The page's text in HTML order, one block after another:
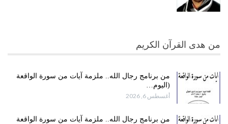
من هدى القرآن الكريم
من برنامج رجال الله.. ملزمة آيات من سورة الواقعة
(اليوم…
أغسطس 6, 2026
من برنامج رجال الله.. ملزمة آيات من سورة الواقعة